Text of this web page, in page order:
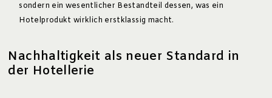
sondern ein wesentlicher Bestandteil dessen, was ein
Hotelprodukt wirklich erstklassig macht.
Nachhaltigkeit als neuer Standard in
der Hotellerie